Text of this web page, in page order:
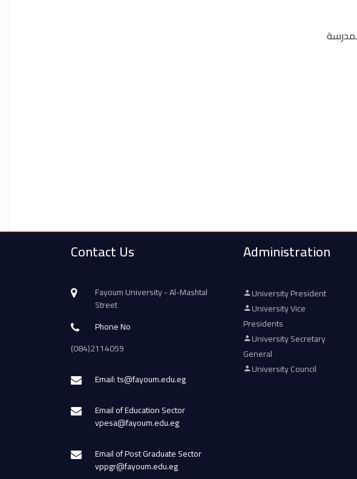
Contact Us
Fayoum University - Al-Mashtal
Street
Phone No
(084)2114059
Email: ts@fayoum.edu.eg
Email of Education Sector
vpesa@fayoum.edu.eg
Email of Post Graduate Sector
vppgr@fayoum.edu.eg
Administration
University President
University Vice
Presidents
University Secretary
General
University Council